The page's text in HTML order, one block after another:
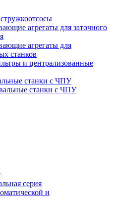
агрегаты для заточного
агрегаты для
станков
и централизованные
станки с ЧПУ
станки с ЧПУ
серия
и